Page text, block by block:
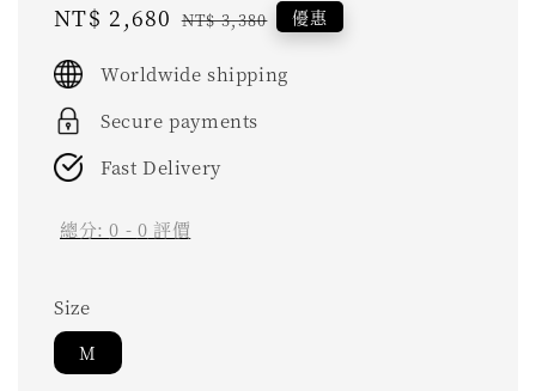
Sale
NT$ 2,680 Regular
NT$ 3,380 優惠
Worldwide shipping
Secure payments
Fast Delivery
總分:0 - 0 評價
Size
M